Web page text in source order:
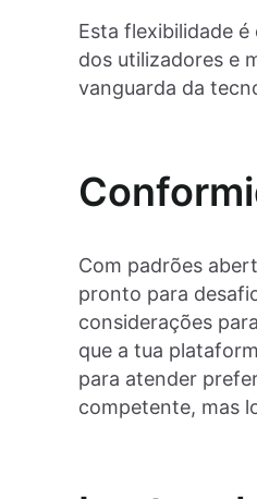
Esta flexibilidade
dos utilizadores e
vanguarda da
Com padrões
pronto para
considerações
que a tua
para atender
competente, mas